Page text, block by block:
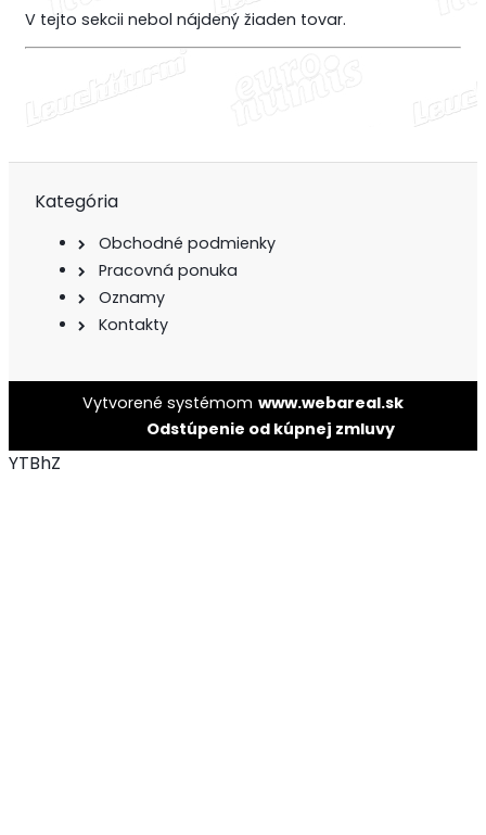
V tejto sekcii nebol nájdený žiaden tovar.
Kategória
Obchodné podmienky
Pracovná ponuka
Oznamy
Kontakty
Vytvorené systémom www.webareal.sk
Odstúpenie od kúpnej zmluvy
YTBhZ